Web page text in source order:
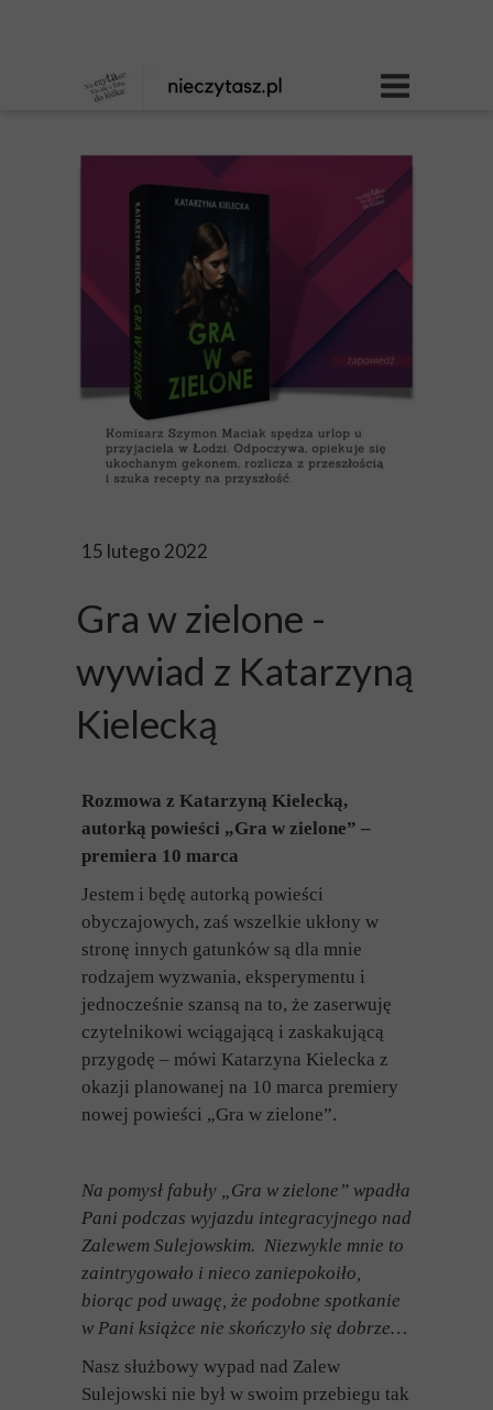
15 lutego 2022
Gra w zielone -
wywiad z Katarzyną
Kielecką
Rozmowa z Katarzyną Kielecką,
autorką powieści „Gra w zielone” –
premiera 10 marca
Jestem i będę autorką powieści
obyczajowych, zaś wszelkie ukłony w
stronę innych gatunków są dla mnie
rodzajem wyzwania, eksperymentu i
jednocześnie szansą na to, że zaserwuję
czytelnikowi wciągającą i zaskakującą
przygodę – mówi Katarzyna Kielecka z
okazji planowanej na 10 marca premiery
nowej powieści „Gra w zielone”.
Na pomysł fabuły „Gra w zielone” wpadła
Pani podczas wyjazdu integracyjnego nad
Zalewem Sulejowskim. Niezwykle mnie to
zaintrygowało i nieco zaniepokoiło,
biorąc pod uwagę, że podobne spotkanie
w Pani książce nie skończyło się dobrze…
Nasz służbowy wypad nad Zalew
Sulejowski nie był w swoim przebiegu tak